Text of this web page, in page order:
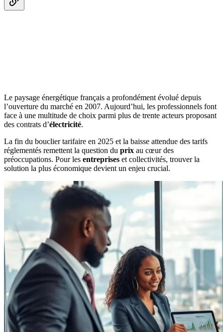
Le paysage énergétique français a profondément évolué depuis
l’ouverture du marché en 2007. Aujourd’hui, les professionnels font
face à une multitude de choix parmi plus de trente acteurs proposant
des contrats d’électricité.
La fin du bouclier tarifaire en 2025 et la baisse attendue des tarifs
réglementés remettent la question du prix au cœur des
préoccupations. Pour les entreprises et collectivités, trouver la
solution la plus économique devient un enjeu crucial.